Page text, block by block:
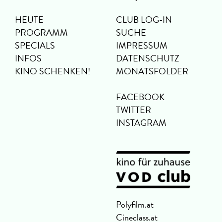
HEUTE
PROGRAMM
SPECIALS
INFOS
KINO SCHENKEN!
CLUB LOG-IN
SUCHE
IMPRESSUM
DATENSCHUTZ
MONATSFOLDER
FACEBOOK
TWITTER
INSTAGRAM
Polyfilm.at
Cineclass.at